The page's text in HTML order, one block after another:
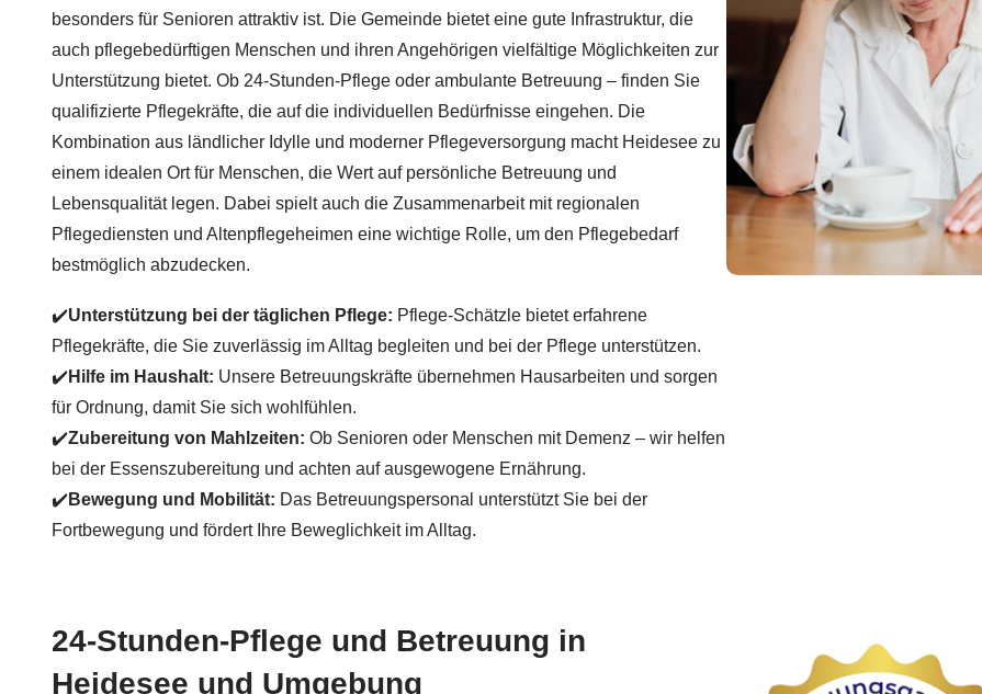
besonders für Senioren attraktiv ist. Die Gemeinde bietet eine gute Infrastruktur, die
auch pflegebedürftigen Menschen und ihren Angehörigen vielfältige Möglichkeiten zur
Unterstützung bietet. Ob 24-Stunden-Pflege oder ambulante Betreuung – finden Sie
qualifizierte Pflegekräfte, die auf die individuellen Bedürfnisse eingehen. Die
Kombination aus ländlicher Idylle und moderner Pflegeversorgung macht Heidesee zu
einem idealen Ort für Menschen, die Wert auf persönliche Betreuung und
Lebensqualität legen. Dabei spielt auch die Zusammenarbeit mit regionalen
Pflegediensten und Altenpflegeheimen eine wichtige Rolle, um den Pflegebedarf
bestmöglich abzudecken.
✔️Unterstützung bei der täglichen Pflege: Pflege-Schätzle bietet erfahrene
Pflegekräfte, die Sie zuverlässig im Alltag begleiten und bei der Pflege unterstützen.
✔️ Hilfe im Haushalt: Unsere Betreuungskräfte übernehmen Hausarbeiten und sorgen
für Ordnung, damit Sie sich wohlfühlen.
✔️Zubereitung von Mahlzeiten: Ob Senioren oder Menschen mit Demenz – wir helfen
bei der Essenszubereitung und achten auf ausgewogene Ernährung.
✔️ Bewegung und Mobilität: Das Betreuungspersonal unterstützt Sie bei der
Fortbewegung und fördert Ihre Beweglichkeit im Alltag.
24-Stunden-Pflege und Betreuung in
Heidesee und Umgebung